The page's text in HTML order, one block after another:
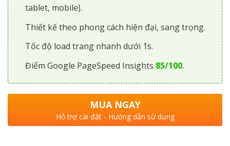
tablet, mobile).
Thiết kế theo phong cách hiện đại, sang trọng.
Tốc độ load trang nhanh dưới 1s.
Điểm Google PageSpeed Insights 85/100.
MUA NGAY
Hỗ trợ cài đặt - Hướng dẫn sử dụng